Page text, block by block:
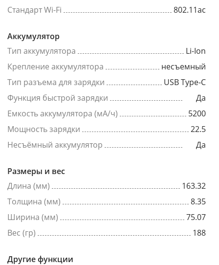
Стандарт Wi-Fi
802.11ac
Аккумулятор
Тип аккумулятора
Li-Ion
Крепление аккумулятора
несъемный
Тип разъема для зарядки
USB Type-C
Функция быстрой зарядки
Да
Емкость аккумулятора (мА/ч)
5200
Мощность зарядки
22.5
Несъёмный аккумулятор
Да
Размеры и вес
Длина (мм)
163.32
Толщина (мм)
8.35
Ширина (мм)
75.07
Вес (гр)
188
Другие функции